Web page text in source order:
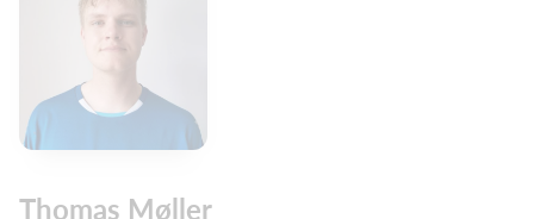
Thomas Møller